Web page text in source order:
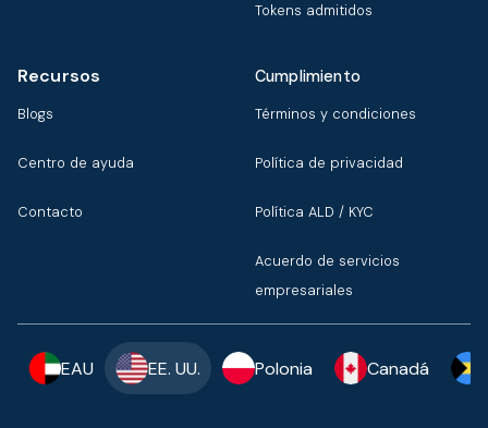
Tokens admitidos
Recursos
Blogs
Centro de ayuda
Contacto
Cumplimiento
Términos y condiciones
Política de privacidad
Política ALD / KYC
Acuerdo de servicios
empresariales
EAU EE. UU. Polonia Canadá